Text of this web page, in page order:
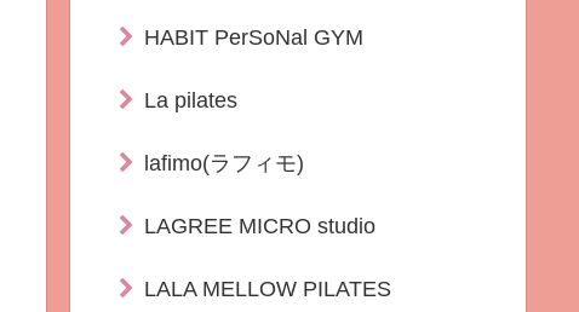
HABIT PerSoNal GYM
La pilates
lafimo(ラフィモ)
LAGREE MICRO studio
LALA MELLOW PILATES